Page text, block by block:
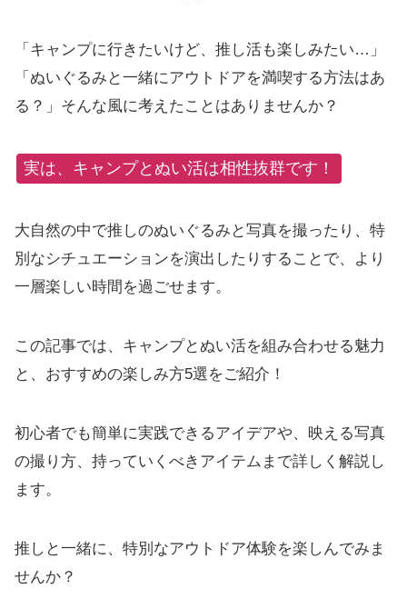
「キャンプに行きたいけど、推し活も楽しみたい…」
「ぬいぐるみと一緒にアウトドアを満喫する方法はあ
る？」そんな風に考えたことはありませんか？
実は、キャンプとぬい活は相性抜群です！
大自然の中で推しのぬいぐるみと写真を撮ったり、特
別なシチュエーションを演出したりすることで、より
一層楽しい時間を過ごせます。
この記事では、キャンプとぬい活を組み合わせる魅力
と、おすすめの楽しみ方5選をご紹介！
初心者でも簡単に実践できるアイデアや、映える写真
の撮り方、持っていくべきアイテムまで詳しく解説し
ます。
推しと一緒に、特別なアウトドア体験を楽しんでみま
せんか？